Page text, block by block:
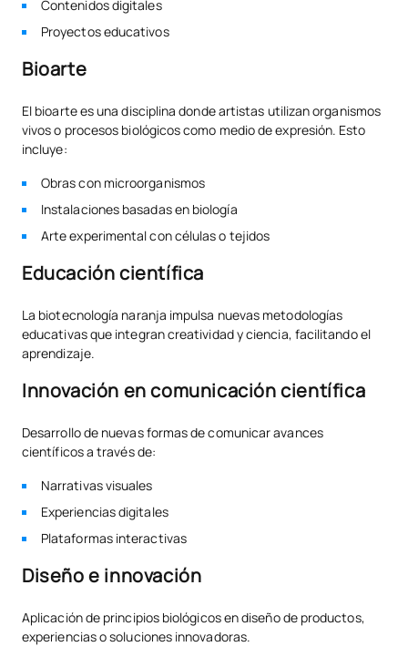
Contenidos digitales
Proyectos educativos
Bioarte
El bioarte es una disciplina donde artistas utilizan organismos
vivos o procesos biológicos como medio de expresión. Esto
incluye:
Obras con microorganismos
Instalaciones basadas en biología
Arte experimental con células o tejidos
Educación científica
La biotecnología naranja impulsa nuevas metodologías
educativas que integran creatividad y ciencia, facilitando el
aprendizaje.
Innovación en comunicación científica
Desarrollo de nuevas formas de comunicar avances
científicos a través de:
Narrativas visuales
Experiencias digitales
Plataformas interactivas
Diseño e innovación
Aplicación de principios biológicos en diseño de productos,
experiencias o soluciones innovadoras.